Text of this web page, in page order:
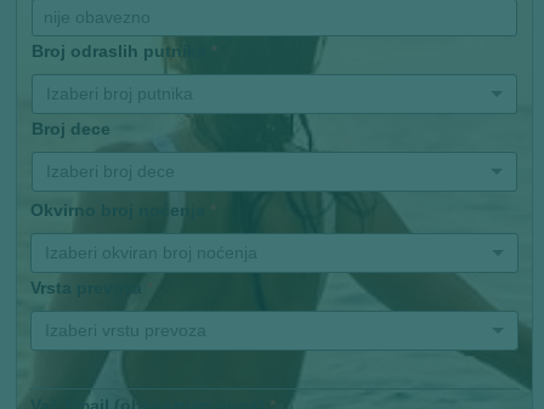
Broj odraslih putnika *
Izaberi broj putnika
Broj dece
Izaberi broj dece
Okvirno broj noćenja *
Izaberi okviran broj noćenja
Vrsta prevoza
Izaberi vrstu prevoza